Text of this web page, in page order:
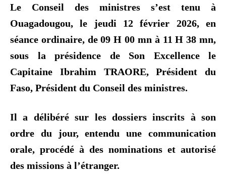
Le Conseil des ministres s’est tenu à
Ouagadougou, le jeudi 12 février 2026, en
séance ordinaire, de 09 H 00 mn à 11 H 38 mn,
sous la présidence de Son Excellence le
Capitaine Ibrahim TRAORE, Président du
Faso, Président du Conseil des ministres.
Il a délibéré sur les dossiers inscrits à son
ordre du jour, entendu une communication
orale, procédé à des nominations et autorisé
des missions à l’étranger.